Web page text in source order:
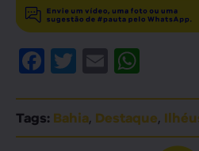
Facebook
Twitter
Email
Tags: Bahia, Destaque,